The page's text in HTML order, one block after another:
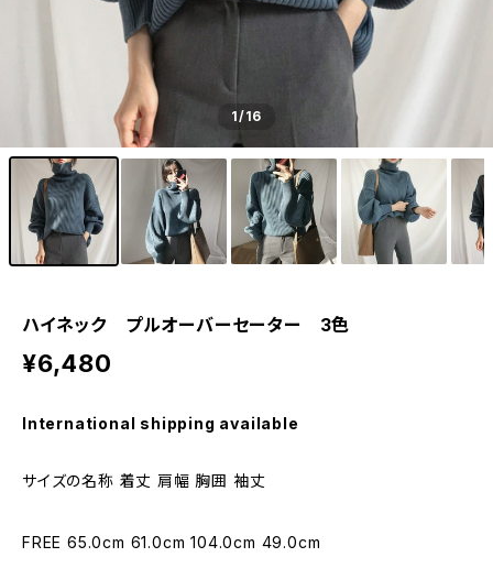
1/16
ハイネック プルオーバーセーター 3色
¥6,480
International shipping available
サイズの名称 着丈 肩幅 胸囲 袖丈
FREE 65.0cm 61.0cm 104.0cm 49.0cm